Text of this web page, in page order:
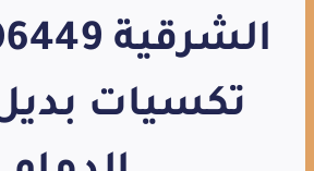
تكسيات